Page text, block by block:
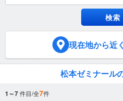
現在地から近
松本ゼミナール
1～7件目/全7件